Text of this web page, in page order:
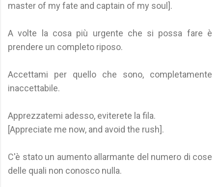
master of my fate and captain of my soul].
A volte la cosa più urgente che si possa fare è
prendere un completo riposo.
Accettami per quello che sono, completamente
inaccettabile.
Apprezzatemi adesso, eviterete la fila.
[Appreciate me now, and avoid the rush].
C'è stato un aumento allarmante del numero di cose
delle quali non conosco nulla.